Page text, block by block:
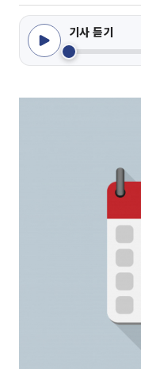
기사 듣기